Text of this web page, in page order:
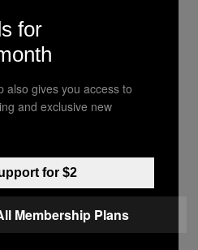
IMAGES
Gives
on Tyler, The
for
also gives you access to
and exclusive new
for $2
Membership Plans